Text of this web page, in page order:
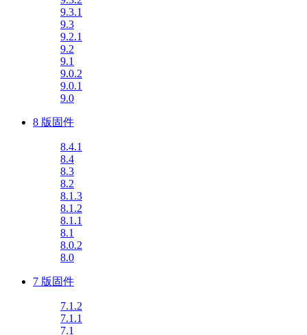
9.3.1
9.3
9.2.1
9.2
9.1
9.0.2
9.0.1
9.0
8 版固件
8.4.1
8.4
8.3
8.2
8.1.3
8.1.2
8.1.1
8.1
8.0.2
8.0
7 版固件
7.1.2
7.1.1
7.1